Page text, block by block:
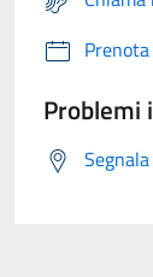
Problemi